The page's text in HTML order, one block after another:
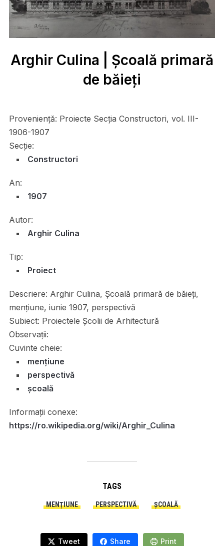
Arghir Culina | Școală primară
de băieți
Proveniență: Proiecte Secţia Constructori, vol. III-
1906-1907
Secție:
Constructori
An:
1907
Autor:
Arghir Culina
Tip:
Proiect
Descriere: Arghir Culina, Școală primară de băieți,
mențiune, iunie 1907, perspectivă
Subiect: Proiectele Școlii de Arhitectură
Observații:
Cuvinte cheie:
mențiune
perspectivă
școală
Informații conexe:
https://ro.wikipedia.org/wiki/Arghir_Culina
TAGS
MENȚIUNE PERSPECTIVĂ ȘCOALĂ
Tweet Share Print